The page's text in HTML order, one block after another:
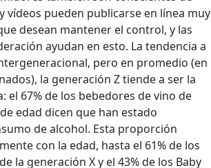
vídeos pueden publicarse en línea muy
desean mantener el control, y las
ayudan en esto. La tendencia a
pero en promedio (en
la generación Z tiende a ser la
el 67% de los bebedores de vino de
edad dicen que han estado
de alcohol. Esta proporción
con la edad, hasta el 61% de los
la generación X y el 43% de los Baby